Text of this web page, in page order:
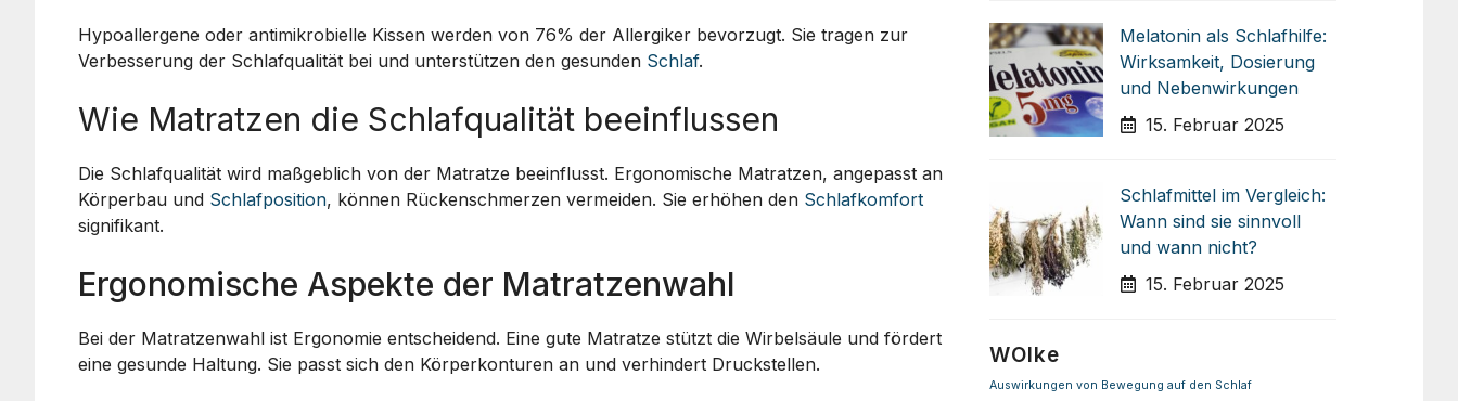
Hypoallergene oder antimikrobielle Kissen werden von 76% der Allergiker bevorzugt. Sie tragen zur
Verbesserung der Schlafqualität bei und unterstützen den gesunden Schlaf.
Wie Matratzen die Schlafqualität beeinflussen
Die Schlafqualität wird maßgeblich von der Matratze beeinflusst. Ergonomische Matratzen, angepasst an
Körperbau und Schlafposition, können Rückenschmerzen vermeiden. Sie erhöhen den Schlafkomfort
signifikant.
Ergonomische Aspekte der Matratzenwahl
Bei der Matratzenwahl ist Ergonomie entscheidend. Eine gute Matratze stützt die Wirbelsäule und fördert
eine gesunde Haltung. Sie passt sich den Körperkonturen an und verhindert Druckstellen.
Melatonin als Schlafhilfe:
Wirksamkeit, Dosierung
und Nebenwirkungen
15. Februar 2025
Schlafmittel im Vergleich:
Wann sind sie sinnvoll
und wann nicht?
15. Februar 2025
WOlke
Auswirkungen von Bewegung auf den Schlaf